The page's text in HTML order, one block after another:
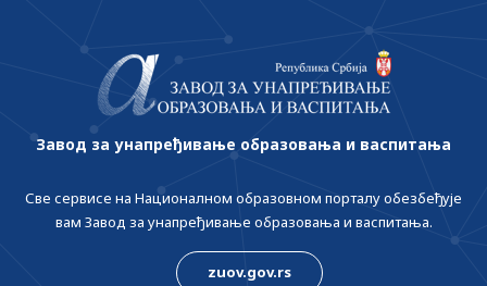
Завод за унапређивање образовања и васпитања
Све сервисе на Националном образовном порталу обезбеђује
вам Завод за унапређивање образовања и васпитања.
zuov.gov.rs